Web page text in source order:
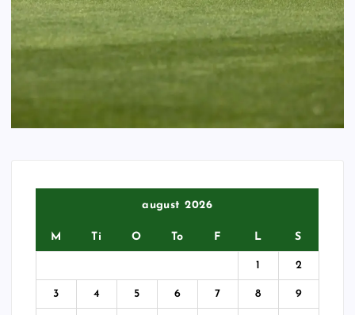
august 2026
M Ti O To F L S
1 2
3 4 5 6 7 8 9